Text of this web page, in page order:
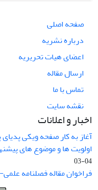
صفحه اصلی
درباره نشریه
اعضای هیات تحریریه
ارسال مقاله
تماس با ما
نقشه سایت
اخبار و اعلانات
آغاز به کار صفحه ویکی
اولویت ها و موضوع های
04-03
فراخوان مقاله فصلنامه